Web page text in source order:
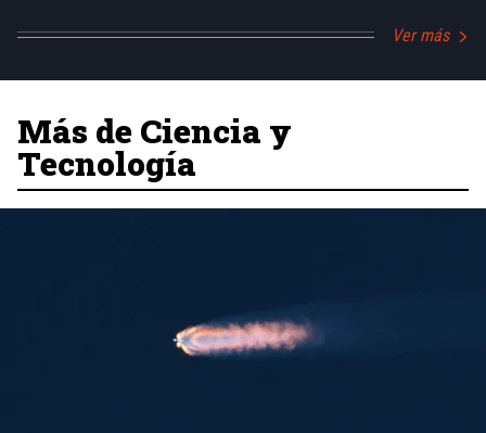
Ver más
Más de Ciencia y
Tecnología